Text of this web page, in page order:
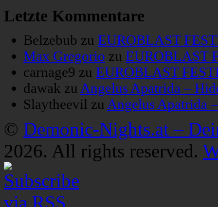
Letzte Kommentare
Belzebub zu EUROBLAST
Max Gregorio zu EUROBLAST
carnage9 zu EUROBLAST
dawak zu Angelus Apatrida –
Slaytheevil zu Angelus Apatrida
© Demonic-Nights.at –
2026. All rights reserved.